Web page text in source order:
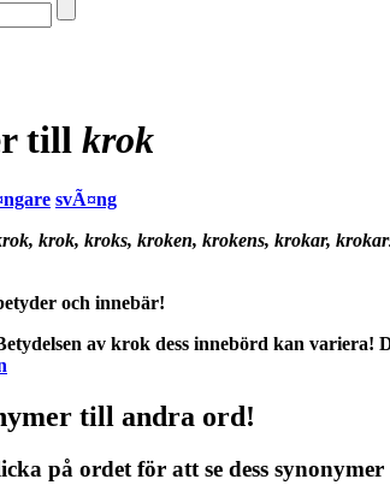
till krok
svÃ¤ng
krok, kroks, kroken, krokens, krokar,
och innebär!
av krok dess innebörd kan variera!
till andra ord!
på ordet för att se dess synonymer